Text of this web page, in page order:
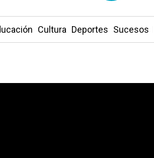
Cultura Deportes Sucesos